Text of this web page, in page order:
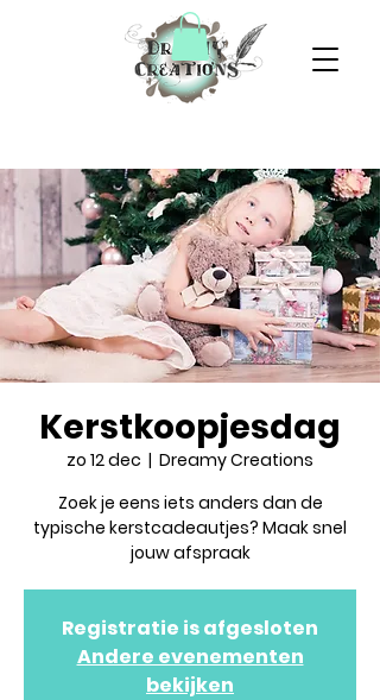
Kerstkoopjesdag
zo 12 dec
  |
Dreamy Creations
Zoek je eens iets anders dan de
typische kerstcadeautjes? Maak snel
jouw afspraak
Registratie is afgesloten
Andere evenementen
bekijken